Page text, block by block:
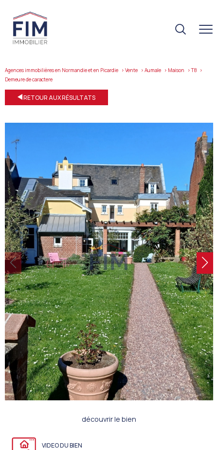
Agences immobilières en Normandie et en Picardie Vente Aumale Maison
T8
demeure de caractere
RETOUR AUX RÉSULTATS
découvrir le bien
VIDEO DU BIEN